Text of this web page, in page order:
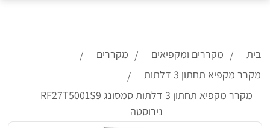
בית מקררים ומקפיאים
מקררים
מקרר מקפיא תחתון 3 דלתות
מקרר מקפיא תחתון 3 דלתות סמסונג RF27T5001S9
נירוסטה